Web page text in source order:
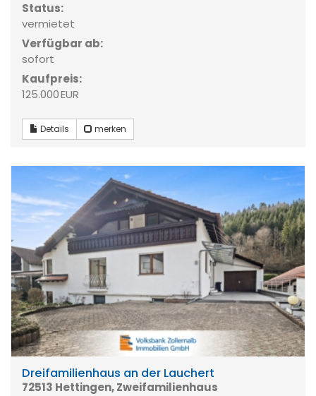
Status:
vermietet
Verfügbar ab:
sofort
Kaufpreis:
125.000 EUR
Details merken
Dreifamilienhaus an der Lauchert
72513 Hettingen, Zweifamilienhaus